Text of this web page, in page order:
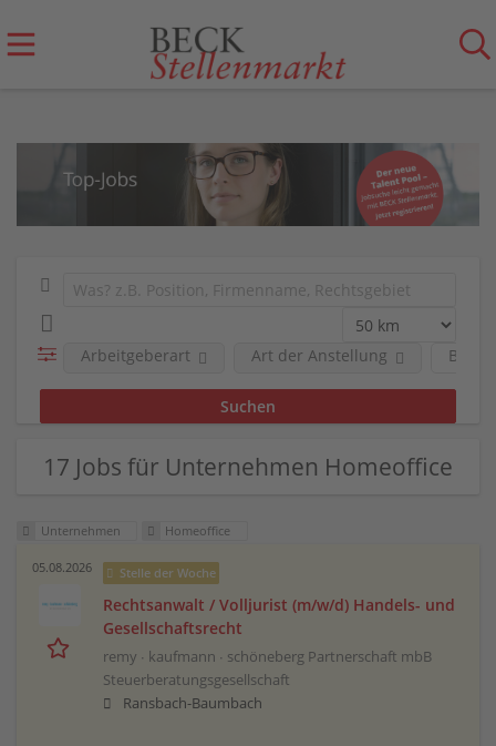
Arbeitgeberart Art der Anstellung
17 Jobs für Unternehmen Homeoffice
Unternehmen Homeoffice
05.08.2026 Stelle der Woche
Rechtsanwalt / Volljurist (m/w/d) Handels- und
Gesellschaftsrecht
remy ∙ kaufmann ∙ schöneberg Partnerschaft mbB
Steuerberatungsgesellschaft
Ransbach-Baumbach